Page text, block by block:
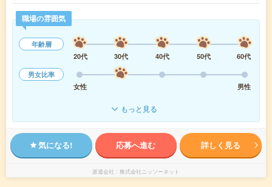
職場の雰囲気
年齢層
20代
30代 40代 50代
60代
男女比率
女性
男性
もっと見る
気になる! 応募へ進む 詳しく見る
派遣会社 株式会社ニッソーネット